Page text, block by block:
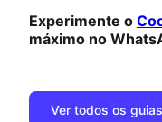
Experimente o
máximo no
Ver todos os guias